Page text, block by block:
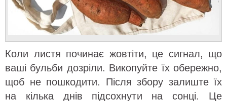
Коли листя починає жовтіти, це сигнал, що
ваші бульби дозріли. Викопуйте їх обережно,
щоб не пошкодити. Після збору залиште їх
на кілька днів підсохнути на сонці. Це